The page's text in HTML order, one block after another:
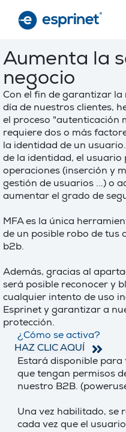
main
Aumenta la
negocio
Con el fin de garantizar la
día de nuestros clientes,
el proceso "autenticación
requiere dos o más
la identidad de un
de la identidad, el
operaciones (inserción y
gestión de usuarios ...) o
aumentar el grado de
MFA es la única
de un posible robo de tus
b2b.
Además, gracias al
será posible reconocer y
cualquier intento de uso
Esprinet y garantizar a
protección.
¿Cómo se activa?
HAZ CLIC AQUÍ
Estará disponible para
que tengan permisos
nuestro B2B.
Una vez habilitado, se
cada vez que el